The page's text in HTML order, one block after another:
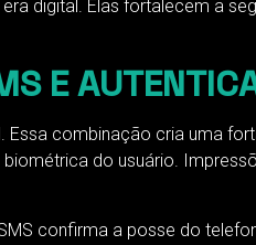
digital. Elas fortalecem a
E
combinação cria uma
do usuário.
confirma a posse do